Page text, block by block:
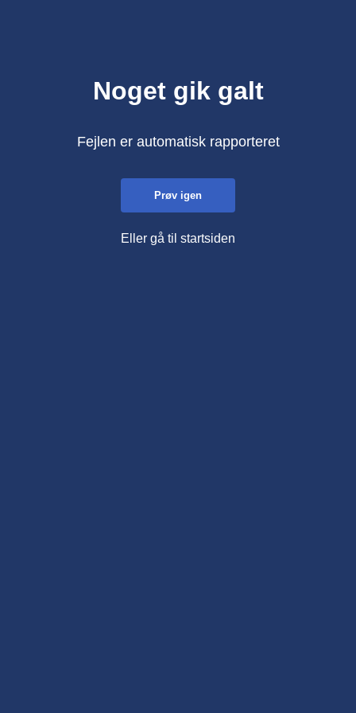
Noget gik galt
Fejlen er automatisk rapporteret
Prøv igen
Eller gå til startsiden